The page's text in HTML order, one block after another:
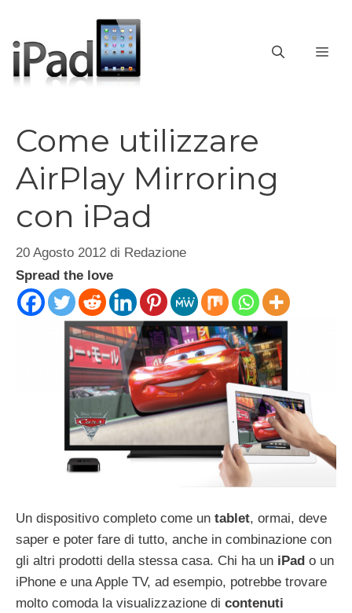
contenuto
Come utilizzare
AirPlay Mirroring
con iPad
20 Agosto 2012 di Redazione
Spread the love
Un dispositivo completo come un tablet, ormai, deve
saper e poter fare di tutto, anche in combinazione con
gli altri prodotti della stessa casa. Chi ha un iPad o un
iPhone e una Apple TV, ad esempio, potrebbe trovare
molto comoda la visualizzazione di contenuti